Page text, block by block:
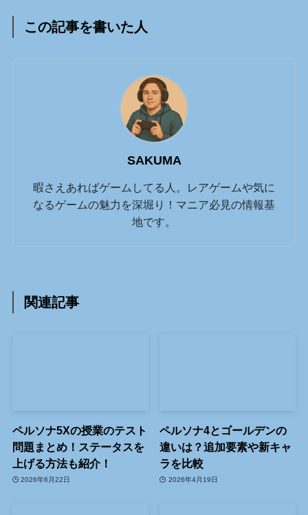
この記事を書いた人
SAKUMA
暇さえあればゲームしてる人。レアゲームや気に
なるゲームの魅力を深堀り！マニア必見の情報基
地です。
関連記事
ペルソナ5Xの授業のテスト
問題まとめ！ステータスを
上げる方法も紹介！
2026年6月22日
ペルソナ4とゴールデンの
違いは？追加要素や新キャ
ラを比較
2026年4月19日